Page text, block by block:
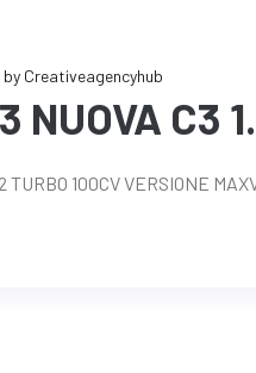
by Creativeagencyhub
NUOVA C3
TURBO 100CV VERSIONE